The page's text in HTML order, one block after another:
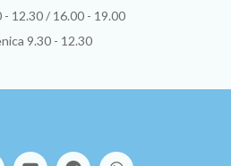
- 12.30 / 16.00 - 19.00
9.30 - 12.30